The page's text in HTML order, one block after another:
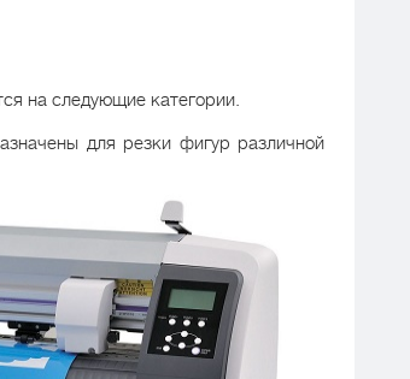
на следующие категории.
для резки фигур различной